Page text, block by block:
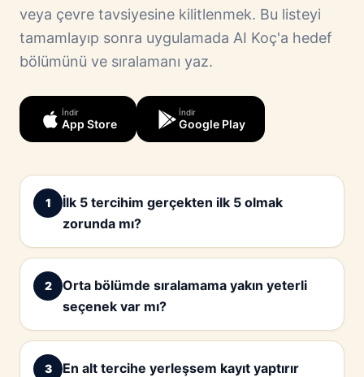
veya çevre tavsiyesine kilitlenmek. Bu listeyi
tamamlayıp sonra uygulamada AI Koç'a hedef
bölümünü ve sıralamanı yaz.
İndir
App Store
İndir
Google Play
1
İlk 5 tercihim gerçekten ilk 5 olmak
zorunda mı?
2
Orta bölümde sıralamama yakın yeterli
seçenek var mı?
3
En alt tercihe yerleşsem kayıt yaptırır